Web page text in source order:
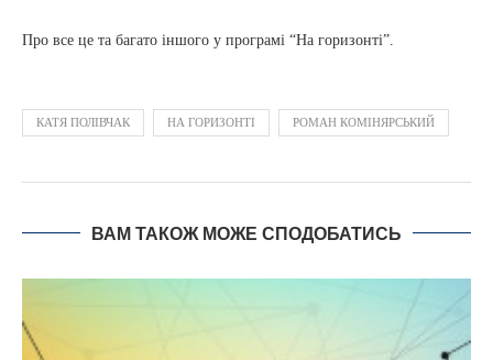
Про все це та багато іншого у програмі “На горизонті”.
КАТЯ ПОЛІВЧАК НА ГОРИЗОНТІ РОМАН КОМІНЯРСЬКИЙ
ВАМ ТАКОЖ МОЖЕ СПОДОБАТИСЬ